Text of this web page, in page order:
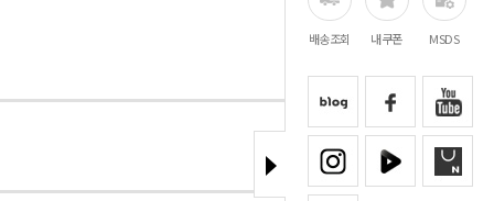
배송조회 내쿠폰 MSDS